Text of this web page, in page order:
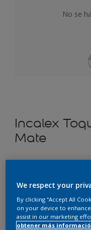
No se
Incalex
Mate
Paredes perfectas.
We respect your
By clicking “Accept All
on your device to
assist in our marketing
obtener más